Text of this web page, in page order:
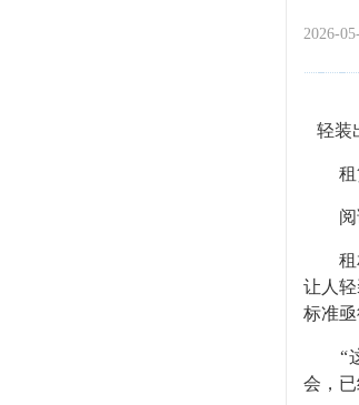
2026-
轻装
租赁
阅
租相
让人
标准
“这
会，